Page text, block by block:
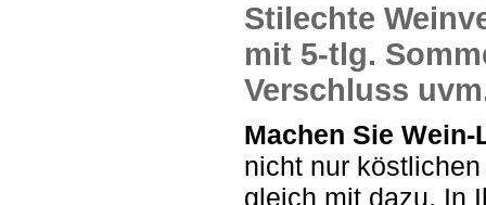
Stilechte
mit 5-tlg.
Verschluss
Machen Sie
nicht nur
gleich mit dazu. In